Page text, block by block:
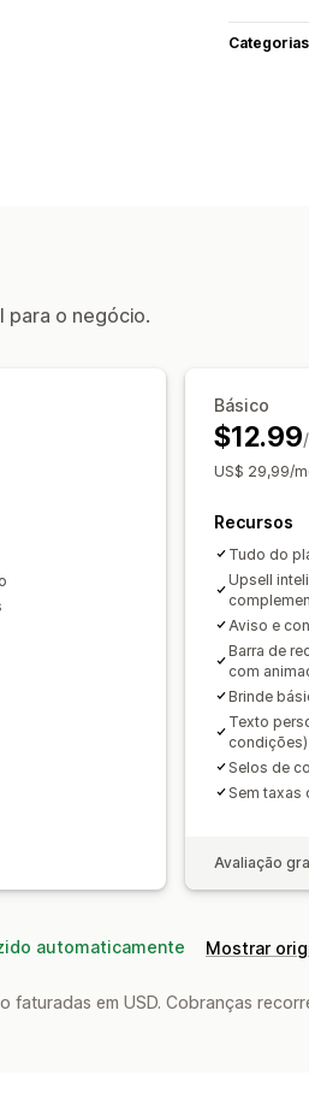
Categorias
para o negócio.
Básico
$12.99
US$ 29,99/
Recursos
Tudo do
Upsell
Aviso e
Barra de
com
Brinde
Texto
condições)
Selos de
Sem taxas
Avaliação
automaticamente Mostrar
faturadas em USD. Cobranças